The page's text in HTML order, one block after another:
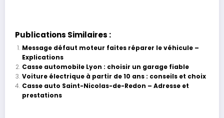
Publications Similaires :
Message défaut moteur faites réparer le véhicule –
Explications
Casse automobile Lyon : choisir un garage fiable
Voiture électrique à partir de 10 ans : conseils et choix
Casse auto Saint-Nicolas-de-Redon – Adresse et
prestations